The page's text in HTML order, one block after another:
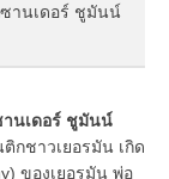
ซานเดอร์ ชูมันน์
านเดอร์ ชูมันน์
กชาวเยอรมัน เกิด
ของเยอรมัน พ่อ